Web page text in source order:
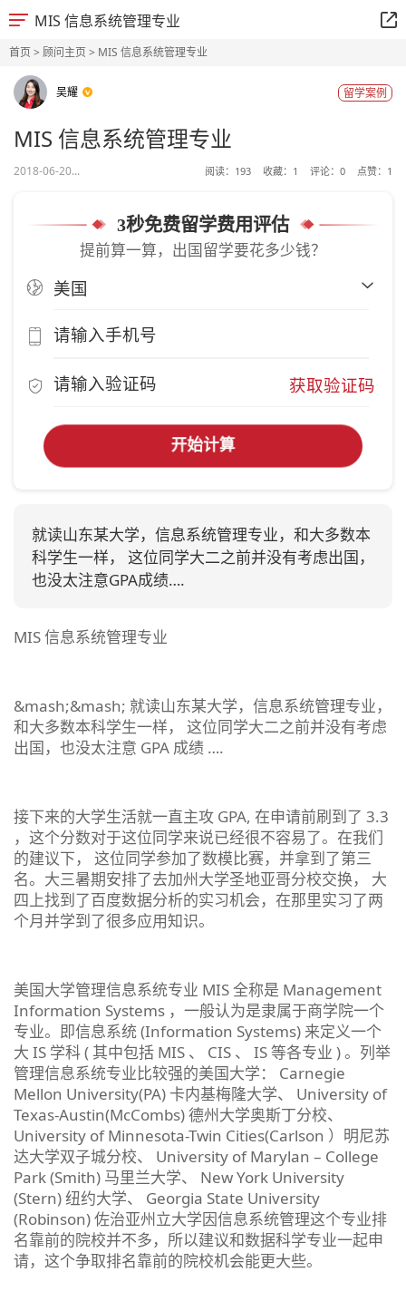
MIS 信息系统管理专业
首页> 顾问主页> MIS 信息系统管理专业
吴耀 留学案例
MIS 信息系统管理专业
2018-06-20... 阅读： 193 收藏： 1 评论： 0 点赞： 1
3秒免费留学费用评估
提前算一算，出国留学要花多少钱？
获取验证码
开始计算
就读山东某大学，信息系统管理专业，和大多数本
科学生一样， 这位同学大二之前并没有考虑出国，
也没太注意GPA成绩….
MIS 信息系统管理专业
&mash;&mash; 就读山东某大学，信息系统管理专业，
和大多数本科学生一样， 这位同学大二之前并没有考虑
出国，也没太注意 GPA 成绩 ….
接下来的大学生活就一直主攻 GPA, 在申请前刷到了 3.3
，这个分数对于这位同学来说已经很不容易了。在我们
的建议下， 这位同学参加了数模比赛，并拿到了第三
名。大三暑期安排了去加州大学圣地亚哥分校交换， 大
四上找到了百度数据分析的实习机会，在那里实习了两
个月并学到了很多应用知识。
美国大学管理信息系统专业 MIS 全称是 Management
Information Systems ，一般认为是隶属于商学院一个
专业。即信息系统 (Information Systems) 来定义一个
大 IS 学科 ( 其中包括 MIS 、 CIS 、 IS 等各专业 ) 。列举
管理信息系统专业比较强的美国大学： Carnegie
Mellon University(PA) 卡内基梅隆大学、 University of
Texas-Austin(McCombs) 德州大学奥斯丁分校、
University of Minnesota-Twin Cities(Carlson ）明尼苏
达大学双子城分校、 University of Marylan – College
Park (Smith) 马里兰大学、 New York University
(Stern) 纽约大学、 Georgia State University
(Robinson) 佐治亚州立大学因信息系统管理这个专业排
名靠前的院校并不多，所以建议和数据科学专业一起申
请，这个争取排名靠前的院校机会能更大些。